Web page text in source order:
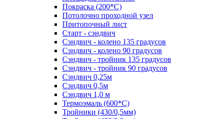
Покраска (200*С)
Потолочно проходной узел
Притопочный лист
Старт - сэндвич
Сэндвич - колено 135 градусов
Сэндвич - колено 90 градусов
Сэндвич - тройник 135 градусов
Сэндвич - тройник 90 градусов
Сэндвич 0,25м
Сэндвич 0,5м
Сэндвич 1,0 м
Термоэмаль (600*С)
Тройники (430/0,5мм)